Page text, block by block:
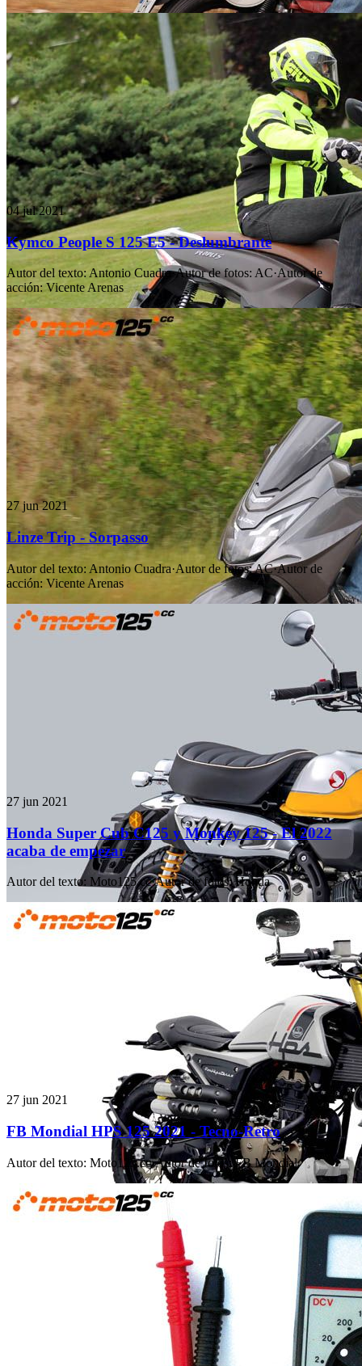
04 jul 2021
Kymco People S 125 E5 - Deslumbrante
Autor del texto: Antonio Cuadra·Autor de fotos: AC·Autor de
acción: Vicente Arenas
27 jun 2021
Linze Trip - Sorpasso
Autor del texto: Antonio Cuadra·Autor de fotos:AC·Autor de
acción: Vicente Arenas
27 jun 2021
Honda Super Cub C125 y Monkey 125 - El 2022
acaba de empezar
Autor del texto: Moto125.cc·Autor de fotos: Honda
27 jun 2021
FB Mondial HPS 125 2021 - Tecno-Retro
Autor del texto: Moto125.cc·Autor de fotos: FB Mondial